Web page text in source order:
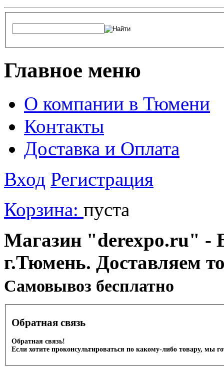
Главное меню
О компании в Тюмени
Контакты
Доставка и Оплата
Вход Регистрация
Корзина: пуста
Магазин "derexpo.ru" -
г.Тюмень. Доставляем
Cамовывоз бесплатно
Обратная связь
Обратная связь!
Если хотите проконсультироваться по какому-либо товару, мы